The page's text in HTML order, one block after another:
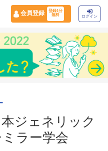
会員登録
登録1分
無料
ログイン
ジェネリック
ラー学会